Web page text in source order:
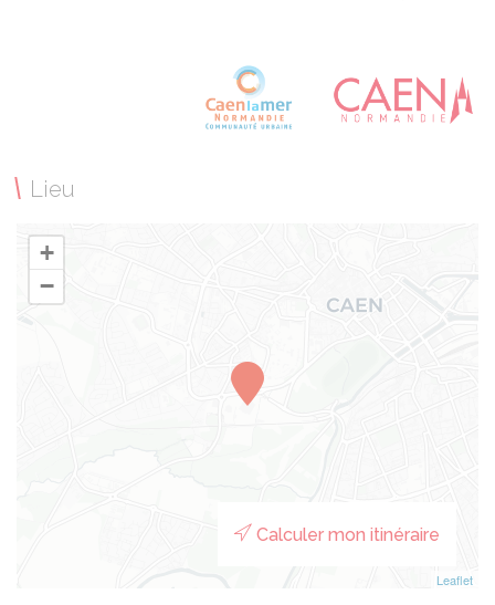
Lieu
+
−
Leaflet
Calculer mon itinéraire